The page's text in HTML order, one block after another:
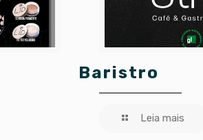
Baristro
Leia mais